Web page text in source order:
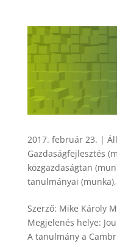
2017. február 23. |
Gazdaságfejlesztés
közgazdaságtan
tanulmányai (munka),
Szerző: Mike Károly
Megjelenés helye:
A tanulmány a